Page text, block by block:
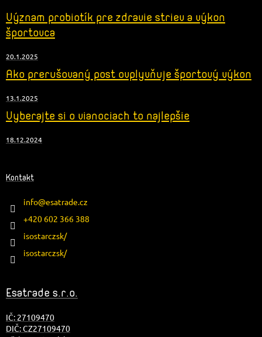
Význam probiotík pre zdravie striev a výkon
športovca
20.1.2025
Ako prerušovaný post ovplyvňuje športový výkon
13.1.2025
Vyberajte si o vianociach to najlepšie
18.12.2024
Kontakt
info@esatrade.cz
+420 602 366 388
isostarczsk/
isostarczsk/
Esatrade s.r.o.
IČ: 27109470
DIČ: CZ27109470